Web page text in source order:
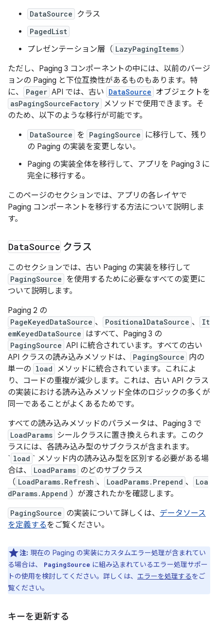
DataSource クラス
PagedList
プレゼンテーション層（ LazyPagingItems ）
ただし、Paging 3 コンポーネントの中には、以前のバージ
ョンの Paging と下位互換性があるものもあります。特
に、
Pager API では、古い DataSource オブジェクトを
asPagingSourceFactory メソッドで使用できます。そ
のため、以下のような移行が可能です。
DataSource を PagingSource
に移行して、残り
の Paging の実装を変更しない。
Paging の実装全体を移行して、アプリを Paging 3 に
完全に移行する。
このページのセクションでは、アプリの各レイヤで
Paging コンポーネントを移行する方法について説明しま
す。
DataSource クラス
このセクションでは、古い Paging の実装を移行して
PagingSource を使用するために必要なすべての変更に
ついて説明します。
Paging 2 の
PageKeyedDataSource 、 PositionalDataSource 、
It
emKeyedDataSource はすべて、Paging 3 の
PagingSource API に統合されています。すべての古い
API クラスの読み込みメソッドは、
PagingSource 内の
単一の load
メソッドに統合されています。これによ
り、コードの重複が減少します。これは、古い API クラス
の実装における読み込みメソッド全体のロジックの多くが
同一であることがよくあるためです。
すべての読み込みメソッドのパラメータは、Paging 3 で
LoadParams シールクラスに置き換えられます。このク
ラスには、各読み込み型のサブクラスが含まれます。
` load ` メソッド内の読み込み型を区別する必要がある場
合は、
LoadParams のどのサブクラス
（ LoadParams.Refresh 、 LoadParams.Prepend 、
Loa
dParams.Append ）が渡されたかを確認します。
PagingSource の実装について詳しくは、 データソース
を定義するをご覧ください。
注: 現在の Paging の実装にカスタムエラー処理が含まれてい
る場合は、
PagingSource に組み込まれているエラー処理サポー
トの使用を検討してください。詳しくは、 エラーを処理するをご
覧ください。
キーを更新する